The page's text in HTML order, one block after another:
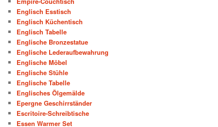
Englisch Esstisch
Englisch Küchentisch
Englisch Tabelle
Englische Bronzestatue
Englische Lederaufbewahrung
Englische Möbel
Englische Stühle
Englische Tabelle
Englisches Ölgemälde
Epergne Geschirrständer
Escritoire-Schreibtische
Essen Warmer Set